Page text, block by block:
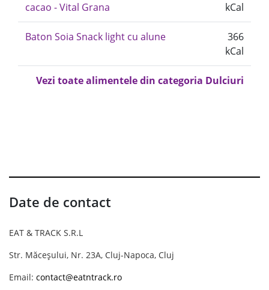
cacao - Vital Grana
kCal
Baton Soia Snack light cu alune
366
kCal
Vezi toate alimentele din categoria Dulciuri
Date de contact
EAT & TRACK S.R.L
Str. Măceșului, Nr. 23A, Cluj-Napoca, Cluj
Email: contact@eatntrack.ro